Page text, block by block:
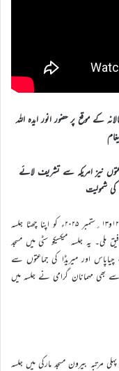
کے موقع پر حضور انور ایدہ اللہ
نیز امریکہ سے تشریف لائے
اللہ تعالیٰ کے فضل و کرم سے جماعت احمدیہ میکسیکو کو ۱۲و۱۳؍ستمبر ۲۰۲۵ء کو اپنا چھٹا جلسہ
یہ جلسہ میکسیکو سٹی میں مسجد
چیاپاس اور میریڈا کی جماعتوں سے
بھی مہمانان گرامی نے جلسہ میں
مرتبہ بیرون مسجد مارکی میں جلسہ